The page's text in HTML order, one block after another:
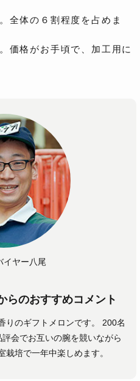
全体の６割程度を占めま
価格がお手頃で、加工用に
イヤー八尾
らのおすすめコメント
りのギフトメロンです。 200名
会でお互いの腕を競いながら
培で一年中楽しめます。